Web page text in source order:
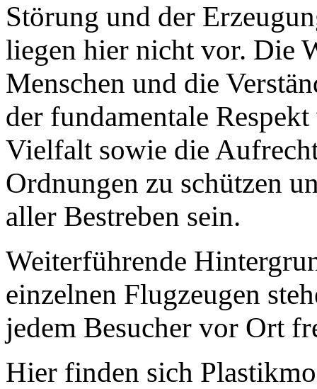
Störung und der
liegen hier nicht vor. Die
Menschen und die
der fundamentale
Vielfalt sowie die
Ordnungen zu schützen
aller Bestreben sein.
Weiterführende
einzelnen Flugzeugen
jedem Besucher vor Ort
Hier finden sich